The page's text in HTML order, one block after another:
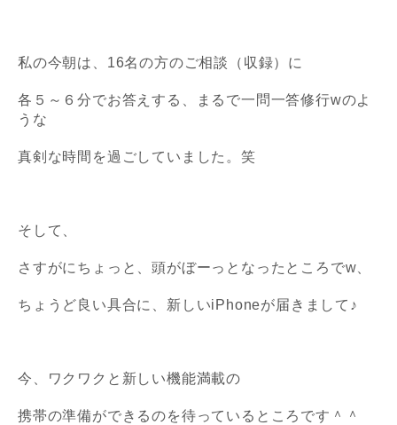
私の今朝は、16名の方のご相談（収録）に
各５～６分でお答えする、
まるで一問一答修行wのよ
うな
真剣な時間を過ごしていました。笑
そして、
さすがにちょっと、頭がぼーっとなったところでw、
ちょうど良い具合に、新しいiPhoneが届きまして♪
今、ワクワクと新しい機能満載の
携帯の準備ができるのを待っているところです＾＾